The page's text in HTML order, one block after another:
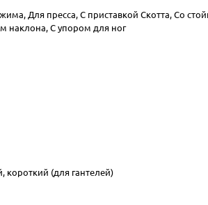
Для пресса, С приставкой Скотта, Со
наклона, С упором для ног
(для гантелей)